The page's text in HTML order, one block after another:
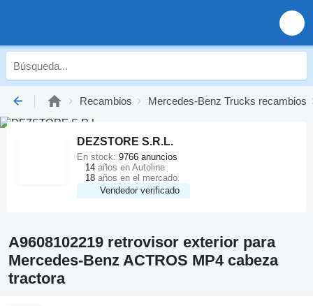
Recambios Mercedes-Benz Trucks recambios
DEZSTORE S.R.L.
Vendedor verificado
En stock: 9766 anuncios
14 años en Autoline
18 años en el mercado
A9608102219 retrovisor exterior para
Mercedes-Benz ACTROS MP4 cabeza
tractora